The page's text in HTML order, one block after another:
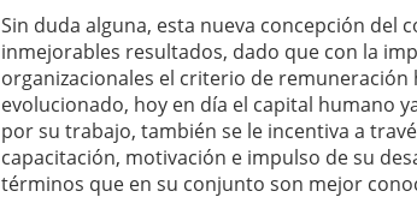
Sin duda alguna, esta nueva concepción del
inmejorables resultados, dado que con la
organizacionales el criterio de
evolucionado, hoy en día el capital humano
por su trabajo, también se le incentiva a
capacitación, motivación e impulso de su
términos que en su conjunto son mejor